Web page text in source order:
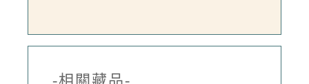
-相關藏品-